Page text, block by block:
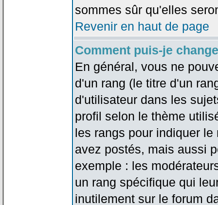
sommes sûr qu'elles
Revenir en haut de page
Comment puis-je
En général, vous ne
d'un rang (le titre d'un
d'utilisateur dans les
profil selon le thème
les rangs pour indiquer
avez postés, mais aussi
exemple : les
un rang spécifique qui
inutilement sur le forum